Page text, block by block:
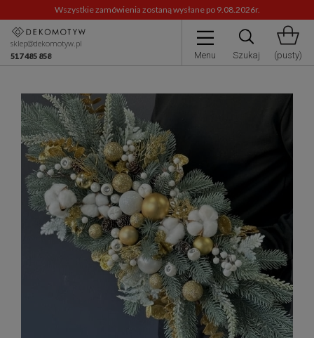
Wszystkie zamówienia zostaną wysłane po 9.08.2026r.
Menu Szukaj (pusty)
sklep@dekomotyw.pl
517 485 858